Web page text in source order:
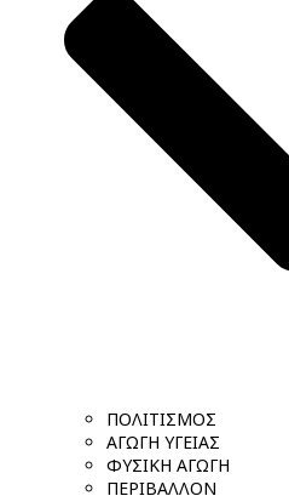
ΠΟΛΙΤΙΣΜΟΣ
ΑΓΩΓΗ ΥΓΕΙΑΣ
ΦΥΣΙΚΗ ΑΓΩΓΗ
ΠΕΡΙΒΑΛΛΟΝ